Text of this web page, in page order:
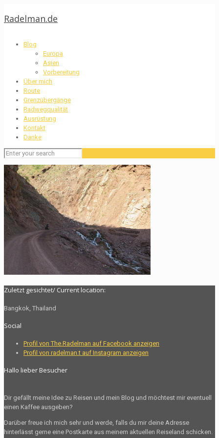
Radelman.de
Blog
Europa
Asien
Vorbereitung
Über mich
Route
Grenzübergänge
Radwegqualität
Ausrüstung
Kontakt
Danke
Zuletzt gesichtet/ Current location:
Bangkok, Thailand
Social
Profil von The.Radelman auf Facebook anzeigen
Profil von radelman.t auf Instagram anzeigen
Hallo lieber Besucher
Dir gefällt meine Idee zu Reisen und mein Blog und möchtest mir eventuell
einen Kaffee ausgeben?
Darüber freue ich mich sehr und werde, falls du mir deine Adresse
hinterlässt gerne eine Postkarte aus meinem aktuellen Reiseland schicken.